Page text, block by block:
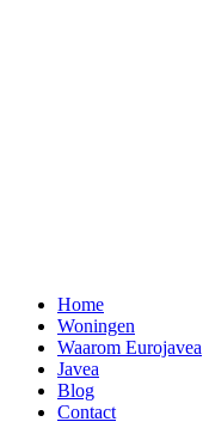
Home
Woningen
Waarom Eurojavea
Javea
Blog
Contact